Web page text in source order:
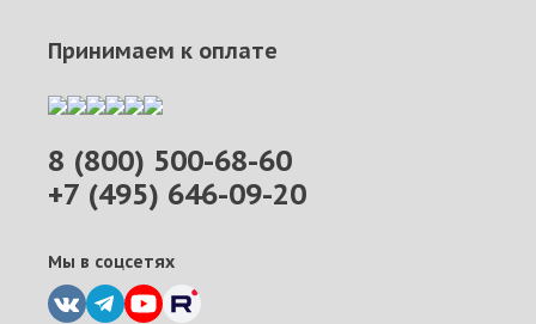
8 (800) 500-68-60
+7 (495) 646-09-20
Мы в соцсетях
Принимаем к оплате